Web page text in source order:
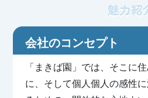
魅力紹
会社のコンセプト
「まきば園」では、そこに
に、そして個人個人の感性